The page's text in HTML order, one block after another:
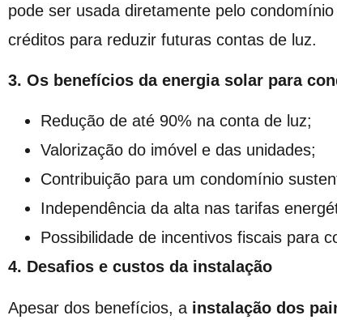
pode ser usada diretamente pelo
créditos para reduzir futuras contas de luz.
3. Os benefícios da energia solar para
Redução de até 90% na conta de luz;
Valorização do imóvel e das unidades;
Contribuição para um condomínio
Independência da alta nas tarifas
Possibilidade de incentivos fiscais para
4. Desafios e custos da instalação
Apesar dos benefícios, a instalação dos